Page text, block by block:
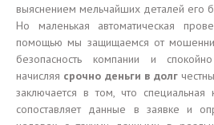
выяснением мельчайших деталей его
Но маленькая автоматическая
помощью мы защищаемся от
безопасность компании и
начисляя срочно деньги в долг
заключается в том, что специальная
сопоставляет данные в заявке и